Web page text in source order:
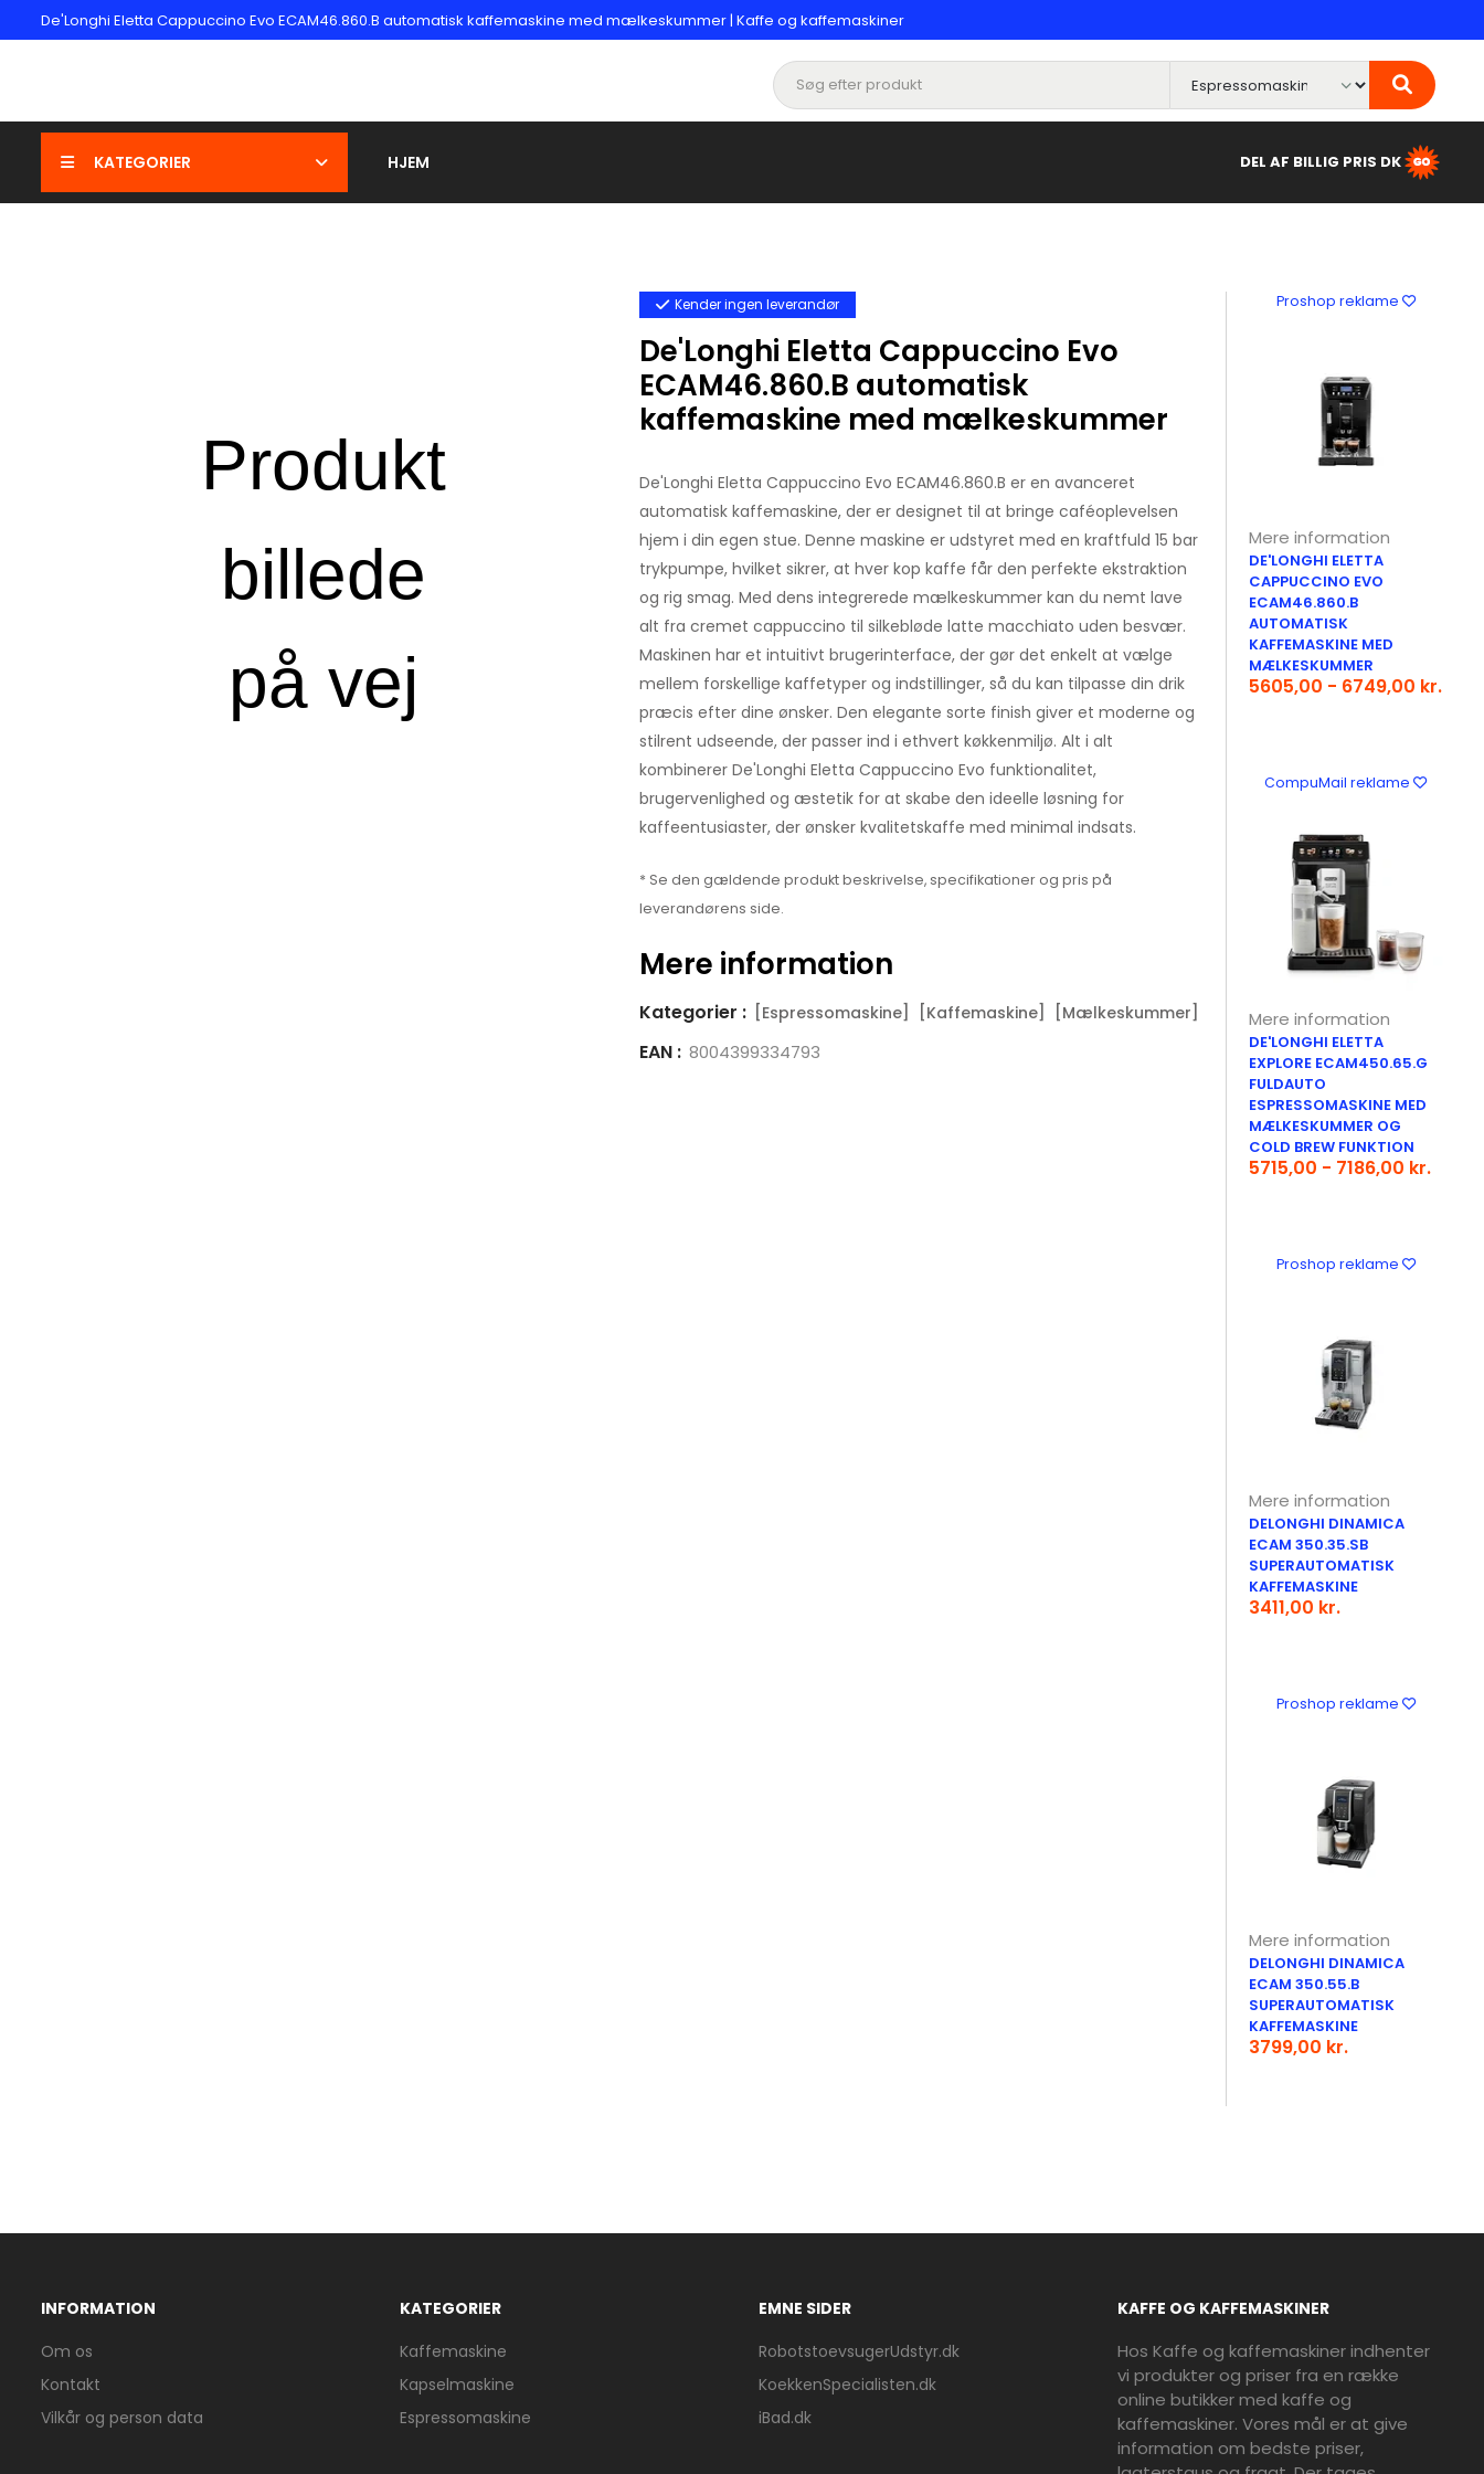
De'Longhi Eletta Cappuccino Evo ECAM46.860.B automatisk kaffemaskine med mælkeskummer | Kaffe og kaffemaskiner
KATEGORIER HJEM DEL AF BILLIG PRIS DK
Kender ingen leverandør
De'Longhi Eletta Cappuccino Evo
ECAM46.860.B automatisk
kaffemaskine med mælkeskummer
De'Longhi Eletta Cappuccino Evo ECAM46.860.B er en avanceret
automatisk kaffemaskine, der er designet til at bringe caféoplevelsen
hjem i din egen stue. Denne maskine er udstyret med en kraftfuld 15 bar
trykpumpe, hvilket sikrer, at hver kop kaffe får den perfekte ekstraktion
og rig smag. Med dens integrerede mælkeskummer kan du nemt lave
alt fra cremet cappuccino til silkebløde latte macchiato uden besvær.
Maskinen har et intuitivt brugerinterface, der gør det enkelt at vælge
mellem forskellige kaffetyper og indstillinger, så du kan tilpasse din drik
præcis efter dine ønsker. Den elegante sorte finish giver et moderne og
stilrent udseende, der passer ind i ethvert køkkenmiljø. Alt i alt
kombinerer De'Longhi Eletta Cappuccino Evo funktionalitet,
brugervenlighed og æstetik for at skabe den ideelle løsning for
kaffeentusiaster, der ønsker kvalitetskaffe med minimal indsats.
* Se den gældende produkt beskrivelse, specifikationer og pris på
leverandørens side.
Mere information
Kategorier : [Espressomaskine] [Kaffemaskine] [Mælkeskummer]
EAN : 8004399334793
Proshop reklame
Mere information
DE'LONGHI ELETTA
CAPPUCCINO EVO
ECAM46.860.B
AUTOMATISK
KAFFEMASKINE MED
MÆLKESKUMMER
5605,00 - 6749,00 kr.
CompuMail reklame
Mere information
DE'LONGHI ELETTA
EXPLORE ECAM450.65.G
FULDAUTO
ESPRESSOMASKINE MED
MÆLKESKUMMER OG
COLD BREW FUNKTION
5715,00 - 7186,00 kr.
Proshop reklame
Mere information
DELONGHI DINAMICA
ECAM 350.35.SB
SUPERAUTOMATISK
KAFFEMASKINE
3411,00 kr.
Proshop reklame
Mere information
DELONGHI DINAMICA
ECAM 350.55.B
SUPERAUTOMATISK
KAFFEMASKINE
3799,00 kr.
INFORMATION
Om os
Kontakt
Vilkår og person data
KATEGORIER
Kaffemaskine
Kapselmaskine
Espressomaskine
EMNE SIDER
RobotstoevsugerUdstyr.dk
KoekkenSpecialisten.dk
iBad.dk
KAFFE OG KAFFEMASKINER
Hos Kaffe og kaffemaskiner indhenter
vi produkter og priser fra en række
online butikker med kaffe og
kaffemaskiner. Vores mål er at give
information om bedste priser,